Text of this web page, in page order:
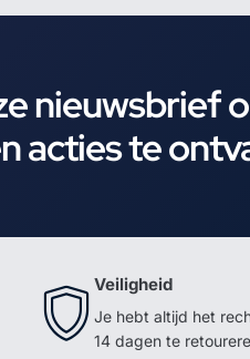
nieuwsbrief
acties te
Veiligheid
Je hebt altijd het
14 dagen te